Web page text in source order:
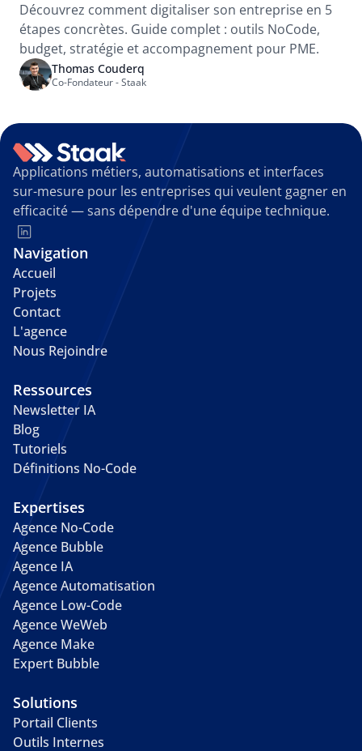
Découvrez comment digitaliser son entreprise en 5
étapes concrètes. Guide complet : outils NoCode,
budget, stratégie et accompagnement pour PME.
Thomas Couderq
Co-Fondateur - Staak
Applications métiers, automatisations et interfaces
sur-mesure pour les entreprises qui veulent gagner en
efficacité — sans dépendre d'une équipe technique.
Navigation
Accueil
Projets
Contact
L'agence
Nous Rejoindre
Ressources
Newsletter IA
Blog
Tutoriels
Définitions No-Code
Expertises
Agence No-Code
Agence Bubble
Agence IA
Agence Automatisation
Agence Low-Code
Agence WeWeb
Agence Make
Expert Bubble
Solutions
Portail Clients
Outils Internes